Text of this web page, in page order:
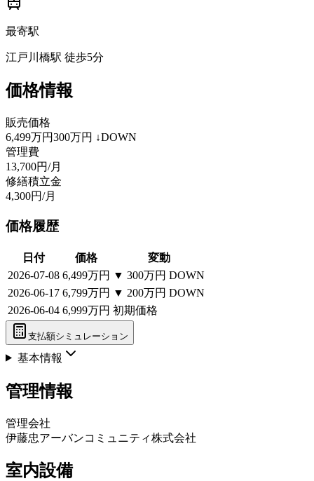
最寄駅
江戸川橋駅 徒歩5分
価格情報
販売価格
6,499万円300万円 ↓DOWN
管理費
13,700円/月
修繕積立金
4,300円/月
価格履歴
日付 価格
変動
2026-07-08 6,499万円 ▼ 300万円 DOWN
2026-06-17 6,799万円 ▼ 200万円 DOWN
2026-06-04 6,999万円 初期価格
支払額シミュレーション
基本情報
管理情報
管理会社
伊藤忠アーバンコミュニティ株式会社
室内設備